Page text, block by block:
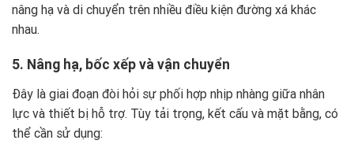
nâng hạ và di chuyển trên nhiều điều kiện đường xá khác
nhau.
5. Nâng hạ, bốc xếp và vận chuyển
Đây là giai đoạn đòi hỏi sự phối hợp nhịp nhàng giữa nhân
lực và thiết bị hỗ trợ. Tùy tải trọng, kết cấu và mặt bằng, có
thể cần sử dụng: